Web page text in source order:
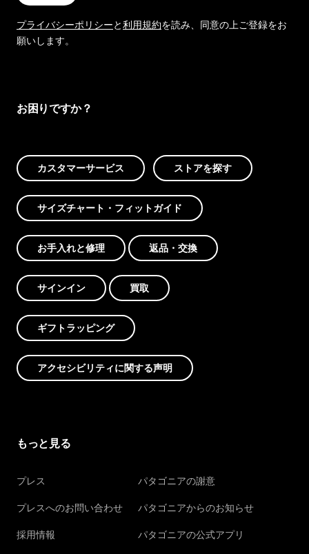
プライバシーポリシーと利用規約を読み、同意の上ご登録をお
願いします。
お困りですか？
カスタマーサービス ストアを探す
サイズチャート・フィットガイド
お手入れと修理 返品・交換
サインイン 買取
ギフトラッピング
アクセシビリティに関する声明
もっと見る
プレス
プレスへのお問い合わせ
採用情報
パタゴニアの謝意
パタゴニアからのお知らせ
パタゴニアの公式アプリ